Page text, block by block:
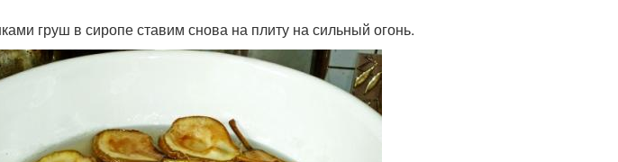
груш в сиропе ставим снова на плиту на сильный огонь.